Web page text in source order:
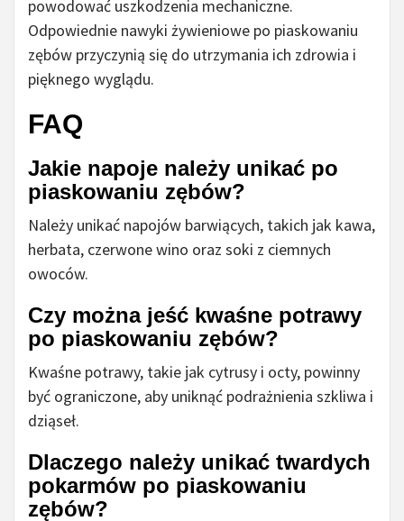
powodować uszkodzenia mechaniczne.
Odpowiednie nawyki żywieniowe po piaskowaniu
zębów przyczynią się do utrzymania ich zdrowia i
pięknego wyglądu.
FAQ
Jakie napoje należy unikać po
piaskowaniu zębów?
Należy unikać napojów barwiących, takich jak kawa,
herbata, czerwone wino oraz soki z ciemnych
owoców.
Czy można jeść kwaśne potrawy
po piaskowaniu zębów?
Kwaśne potrawy, takie jak cytrusy i octy, powinny
być ograniczone, aby uniknąć podrażnienia szkliwa i
dziąseł.
Dlaczego należy unikać twardych
pokarmów po piaskowaniu
zębów?